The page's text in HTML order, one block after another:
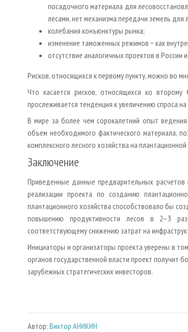
посадочного материала для
лесами, нет механизма передачи земель для
колебания конъюнктуры рынка;
изменение таможенных режимов − как
отсутствие аналогичных проектов в России
Рисков, относящихся к первому пункту, можно во
Что касается рисков, относящихся ко
прослеживается тенденция к увеличению спроса
В мире за более чем сорокалетний опыт
объем необходимого фактического материала,
комплексного лесного хозяйства на
Заключение
Приведенные данные предварительных
реализации проекта по созданию
плантационного хозяйства способствовало бы
повышению продуктивности лесов в 2–3
соответствующему снижению затрат на
Инициаторы и организаторы проекта уверены в
органов государственной власти проект получит
зарубежных стратегических инвесторов.
Автор: Виктор АНИКИН